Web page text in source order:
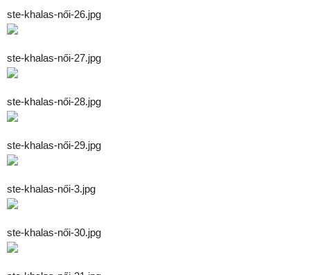
ste-khalas-női-26.jpg
ste-khalas-női-27.jpg
ste-khalas-női-28.jpg
ste-khalas-női-29.jpg
ste-khalas-női-3.jpg
ste-khalas-női-30.jpg